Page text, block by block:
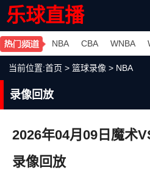
乐球直播
NBA CBA WNBA
当前位置:首页 > 篮球录像 > NBA
录像回放
2026年04月09日魔术
录像回放